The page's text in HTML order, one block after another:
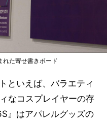
れた寄せ書きボード
といえば、バラエティ
なコスプレイヤーの存
』はアパレルグッズの